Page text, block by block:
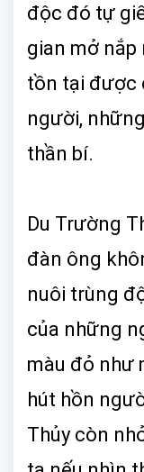
độc đó tự
gian mở nắp
tồn tại được
người,
thần bí.
Du Trường
đàn ông
nuôi trùng
của những
màu đỏ như
hút hồn
Thủy còn